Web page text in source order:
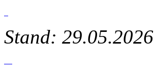
Stand: 29.05.2026